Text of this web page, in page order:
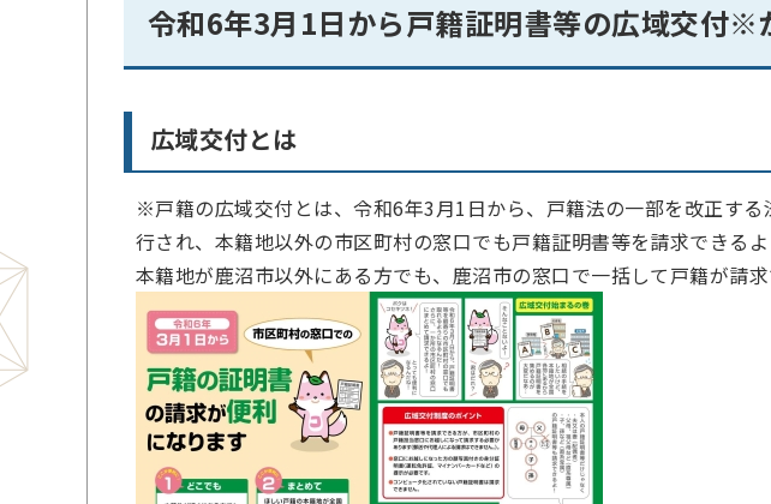
令和6年3月1日から戸籍証明書等の広域交付※
広域交付とは
※戸籍の広域交付とは、令和6年3月1日から、戸籍法の一部を改正す
行され、本籍地以外の市区町村の窓口でも戸籍証明書等を請求できるよ
本籍地が鹿沼市以外にある方でも、鹿沼市の窓口で一括して戸籍が請求